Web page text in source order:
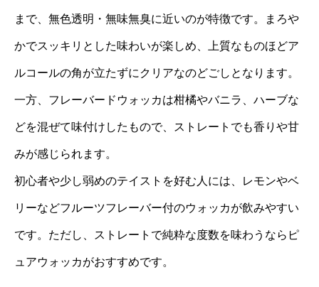
まで、無色透明・無味無臭に近いのが特徴です。まろや
かでスッキリとした味わいが楽しめ、上質なものほどア
ルコールの角が立たずにクリアなのどごしとなります。
一方、フレーバードウォッカは柑橘やバニラ、ハーブな
どを混ぜて味付けしたもので、ストレートでも香りや甘
みが感じられます。
初心者や少し弱めのテイストを好む人には、レモンやベ
リーなどフルーツフレーバー付のウォッカが飲みやすい
です。ただし、ストレートで純粋な度数を味わうならピ
ュアウォッカがおすすめです。